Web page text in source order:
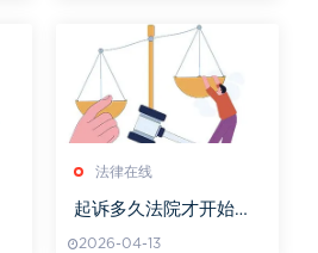
法律在线
起诉多久法院才开始打
2026-04-13